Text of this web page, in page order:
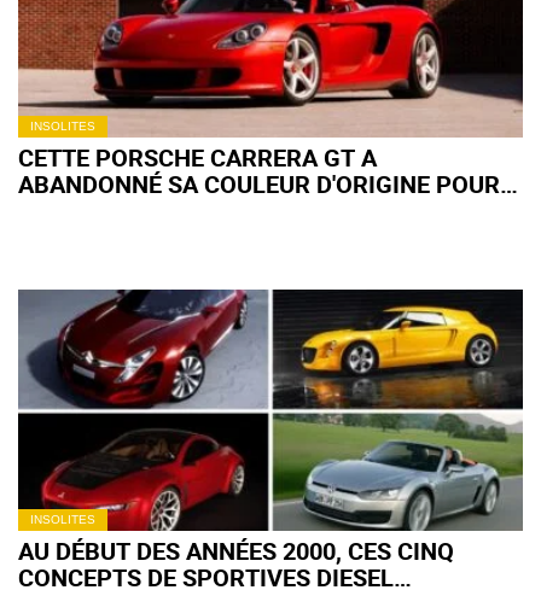
INSOLITES
CETTE PORSCHE CARRERA GT A
ABANDONNÉ SA COULEUR D'ORIGINE POUR
INSOLITES
AU DÉBUT DES ANNÉES 2000, CES CINQ
CONCEPTS DE SPORTIVES DIESEL